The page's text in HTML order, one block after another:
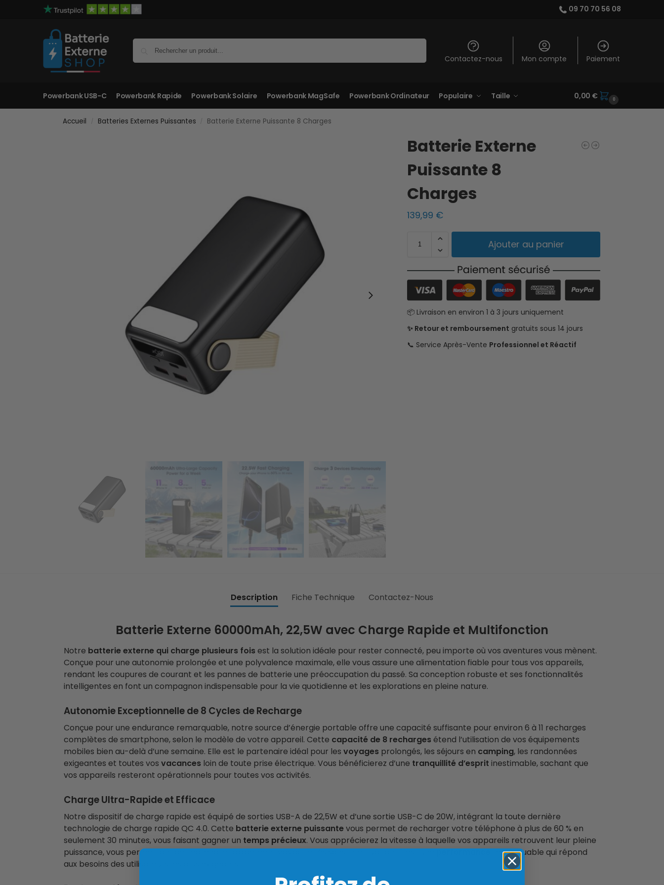
09 70 70 56 08
Contactez-nous Mon compte Paiement
Powerbank USB-C Powerbank Rapide Powerbank Solaire Powerbank MagSafe Powerbank Ordinateur Populaire Taille 0,00 € 0
Accueil Batteries Externes Puissantes Batterie Externe Puissante 8 Charges
Batterie Externe
Puissante 8
Charges
139,99 €
Ajouter au panier
📦 Livraison en environ 1 à 3 jours uniquement
✨ Retour et remboursement gratuits sous 14 jours
📞 Service Après-Vente Professionnel et Réactif
Description Fiche Technique Contactez-Nous
Batterie Externe 60000mAh, 22,5W avec Charge Rapide et Multifonction
Notre batterie externe qui charge plusieurs fois est la solution idéale pour rester connecté, peu importe où vos aventures vous mènent.
Conçue pour une autonomie prolongée et une polyvalence maximale, elle vous assure une alimentation fiable pour tous vos appareils,
rendant les coupures de courant et les pannes de batterie une préoccupation du passé. Sa conception robuste et ses fonctionnalités
intelligentes en font un compagnon indispensable pour la vie quotidienne et les explorations en pleine nature.
Autonomie Exceptionnelle de 8 Cycles de Recharge
Conçue pour une endurance remarquable, notre source d’énergie portable offre une capacité suffisante pour environ 6 à 11 recharges
complètes de smartphone, selon le modèle de votre appareil. Cette capacité de 8 recharges étend l’utilisation de vos équipements
mobiles bien au-delà d’une semaine. Elle est le partenaire idéal pour les voyages prolongés, les séjours en camping, les randonnées
exigeantes et toutes vos vacances loin de toute prise électrique. Vous bénéficierez d’une tranquillité d’esprit inestimable, sachant que
vos appareils resteront opérationnels pour toutes vos activités.
Charge Ultra-Rapide et Efficace
Notre dispositif de charge rapide est équipé de sorties USB-A de 22,5W et d’une sortie USB-C de 20W, intégrant la toute dernière
technologie de charge rapide QC 4.0. Cette batterie externe puissante vous permet de recharger votre téléphone à plus de 60 % en
seulement 30 minutes, vous faisant gagner un temps précieux. Vous apprécierez la vitesse à laquelle vos appareils retrouvent leur pleine
puissance, vous permettant de reprendre rapidement vos activités sans interruption. C’est uneperformanceremarquable qui répond
aux besoins des utilisateurs les plus exigeants.